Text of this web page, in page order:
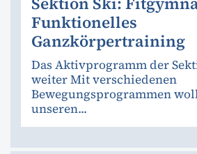
Funktionelles
Ganzkörpertraining
Das Aktivprogramm der
weiter Mit verschiedenen
Bewegungsprogrammen
unseren...